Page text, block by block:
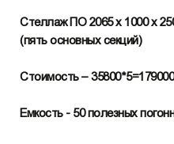
Стеллаж ПО 2065 х 1000 х
(пять основных секций)
Стоимость –
Емкость - 50 полезных